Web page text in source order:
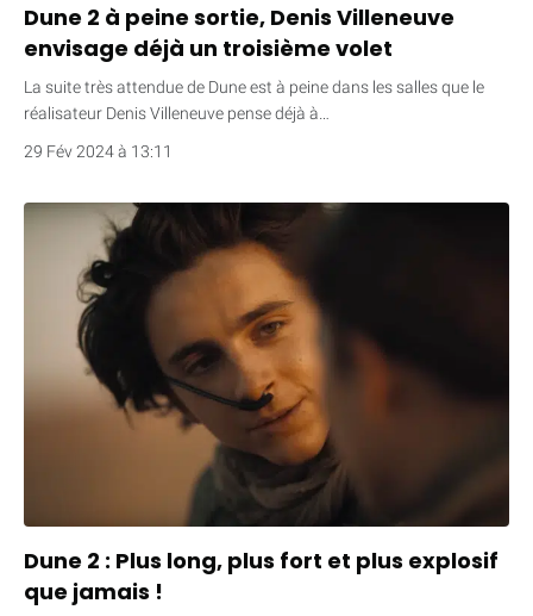
Dune 2 à peine sortie, Denis Villeneuve
envisage déjà un troisième volet
La suite très attendue de Dune est à peine dans les salles que le
réalisateur Denis Villeneuve pense déjà à…
29 Fév 2024 à 13:11
Dune 2 : Plus long, plus fort et plus explosif
que jamais !